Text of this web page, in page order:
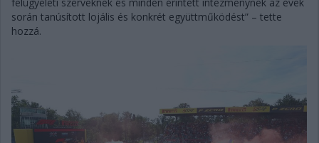
során tanúsított lojális és konkrét együttműködést” – tette
hozzá.